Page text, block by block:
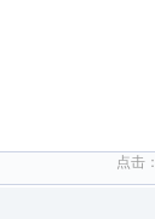
点击：